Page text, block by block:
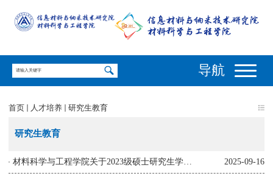
导航
首页 人才培养 研究生教育
研究生教育
2025-09-16